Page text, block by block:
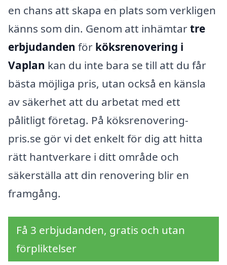
en chans att skapa en plats som verkligen
känns som din. Genom att inhämtartre
erbjudanden för köksrenovering i
Vaplan kan du inte bara se till att du får
bästa möjliga pris, utan också en känsla
av säkerhet att du arbetat med ett
pålitligt företag. På köksrenovering-
pris.se gör vi det enkelt för dig att hitta
rätt hantverkare i ditt område och
säkerställa att din renovering blir en
framgång.
Få 3 erbjudanden, gratis och utan
förpliktelser